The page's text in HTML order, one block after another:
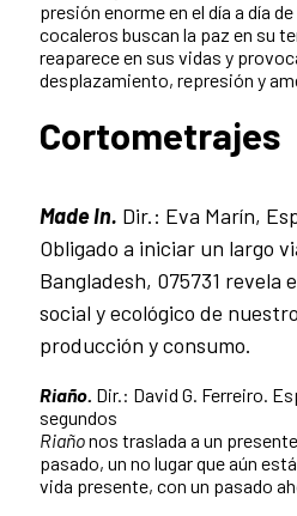
presión enorme en el día a día
cocaleros buscan la paz en su
reaparece en sus vidas y
desplazamiento, represión y
Cortometrajes
Made In. Dir.: Eva Marín,
Obligado a iniciar un largo
Bangladesh, 075731 revela
social y ecológico de
producción y consumo.
Riaño. Dir.: David G. Ferreiro.
segundos
Riañonos traslada a un
pasado, un no lugar que aún
vida presente, con un pasado